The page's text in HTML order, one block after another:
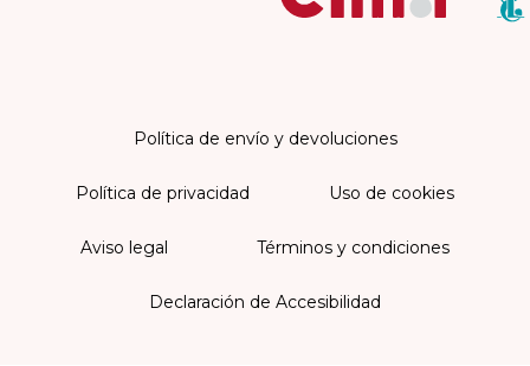
Política de envío y devoluciones
Política de privacidad Uso de cookies
Aviso legal Términos y condiciones
Declaración de Accesibilidad